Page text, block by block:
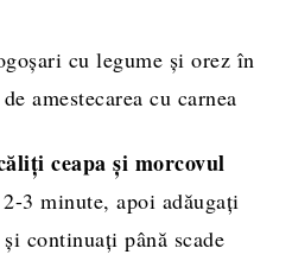
ceapa și morcovul
3 minute, apoi adăugați
continuați până scade